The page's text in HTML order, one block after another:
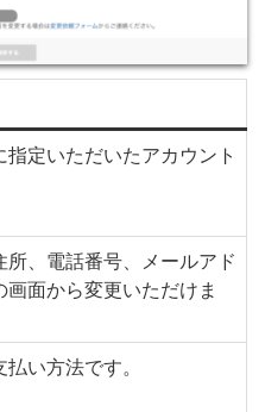
定いただいたアカウント
所、電話番号、メールアド
画面から変更いただけま
い方法です。